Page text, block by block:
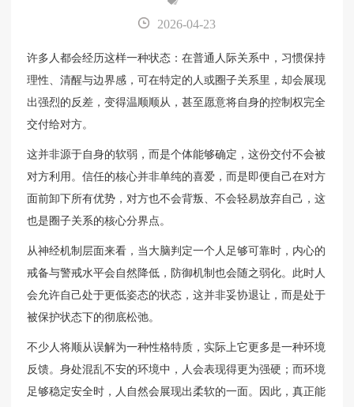
2026-04-23
许多人都会经历这样一种状态：在普通人际关系中，习惯保持
理性、清醒与边界感，可在特定的人或圈子关系里，却会展现
出强烈的反差，变得温顺顺从，甚至愿意将自身的控制权完全
交付给对方。
这并非源于自身的软弱，而是个体能够确定，这份交付不会被
对方利用。信任的核心并非单纯的喜爱，而是即便自己在对方
面前卸下所有优势，对方也不会背叛、不会轻易放弃自己，这
也是圈子关系的核心分界点。
从神经机制层面来看，当大脑判定一个人足够可靠时，内心的
戒备与警戒水平会自然降低，防御机制也会随之弱化。此时人
会允许自己处于更低姿态的状态，这并非妥协退让，而是处于
被保护状态下的彻底松弛。
不少人将顺从误解为一种性格特质，实际上它更多是一种环境
反馈。身处混乱不安的环境中，人会表现得更为强硬；而环境
足够稳定安全时，人自然会展现出柔软的一面。因此，真正能